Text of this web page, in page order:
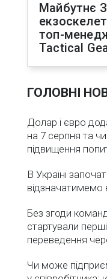
Майбутнє
топ-
Tactical
ГОЛОВНІ
Долар і євро
на 7 серпня та
підвищення
В Україні
відзначатимемо
Без згоди
стартували
переведення
Чи може